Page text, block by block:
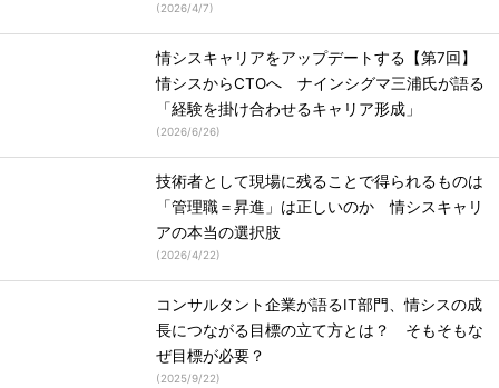
(2026/4/7)
情シスキャリアをアップデートする【第7回】
情シスからCTOへ ナインシグマ三浦氏が語る
「経験を掛け合わせるキャリア形成」
(2026/6/26)
技術者として現場に残ることで得られるものは
「管理職＝昇進」は正しいのか 情シスキャリ
アの本当の選択肢
(2026/4/22)
コンサルタント企業が語るIT部門、情シスの成
長につながる目標の立て方とは？ そもそもな
ぜ目標が必要？
(2025/9/22)